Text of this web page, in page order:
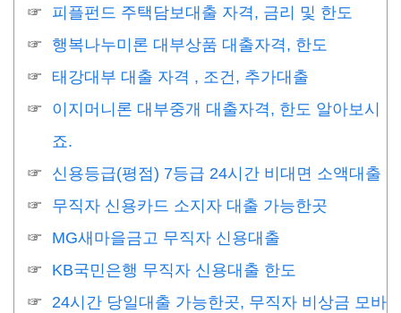
피플펀드 주택담보대출 자격, 금리 및 한도
행복나누미론 대부상품 대출자격, 한도
태강대부 대출 자격 , 조건, 추가대출
이지머니론 대부중개 대출자격, 한도 알아보시
죠.
신용등급(평점) 7등급 24시간 비대면 소액대출
무직자 신용카드 소지자 대출 가능한곳
MG새마을금고 무직자 신용대출
KB국민은행 무직자 신용대출 한도
24시간 당일대출 가능한곳, 무직자 비상금 모바